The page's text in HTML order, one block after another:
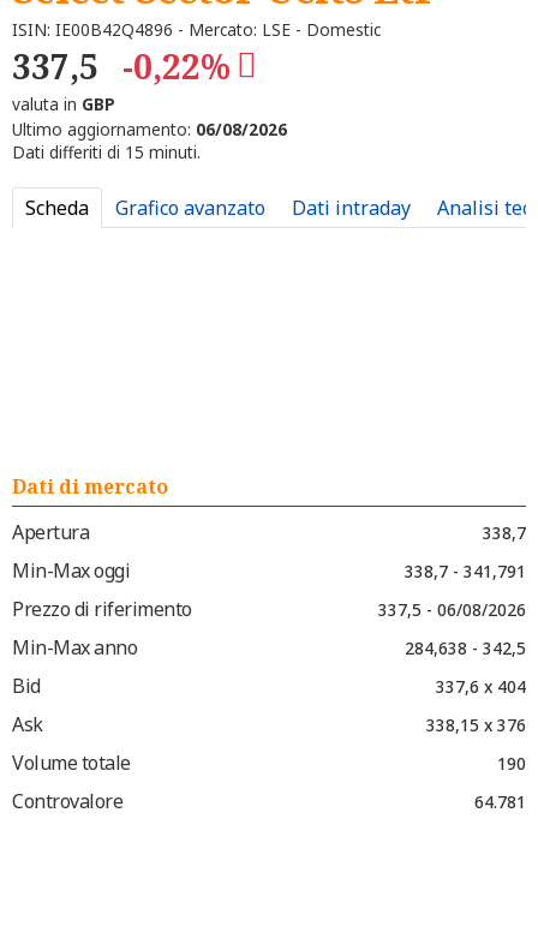
ISIN: IE00B42Q4896 - Mercato: LSE - Domestic
337,5 -0,22%
valuta in GBP
Ultimo aggiornamento: 06/08/2026
Dati differiti di 15 minuti.
Scheda Grafico avanzato Dati intraday Analisi
Dati di mercato
Apertura
338,7
Min-Max oggi 338,7 - 341,791
Prezzo di riferimento 337,5 - 06/08/2026
Min-Max anno 284,638 - 342,5
Bid 337,6 x 404
Ask 338,15 x 376
Volume totale 190
Controvalore 64.781